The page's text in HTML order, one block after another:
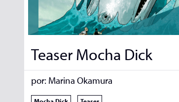
Teaser Mocha Dick
por: Marina Okamura